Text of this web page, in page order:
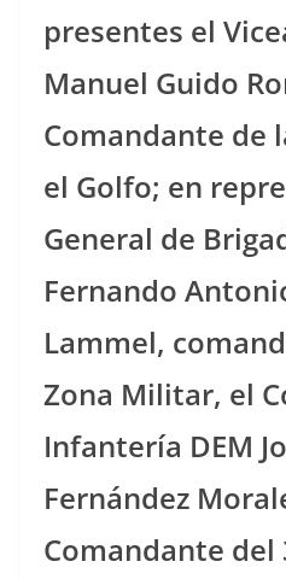
presentes el
Manuel Guido
Comandante de
el Golfo; en
General de
Fernando
Lammel,
Zona Militar, el
Infantería DEM
Fernández
Comandante